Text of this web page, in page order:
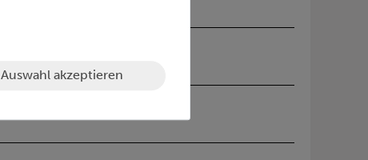
Auswahl akzeptieren